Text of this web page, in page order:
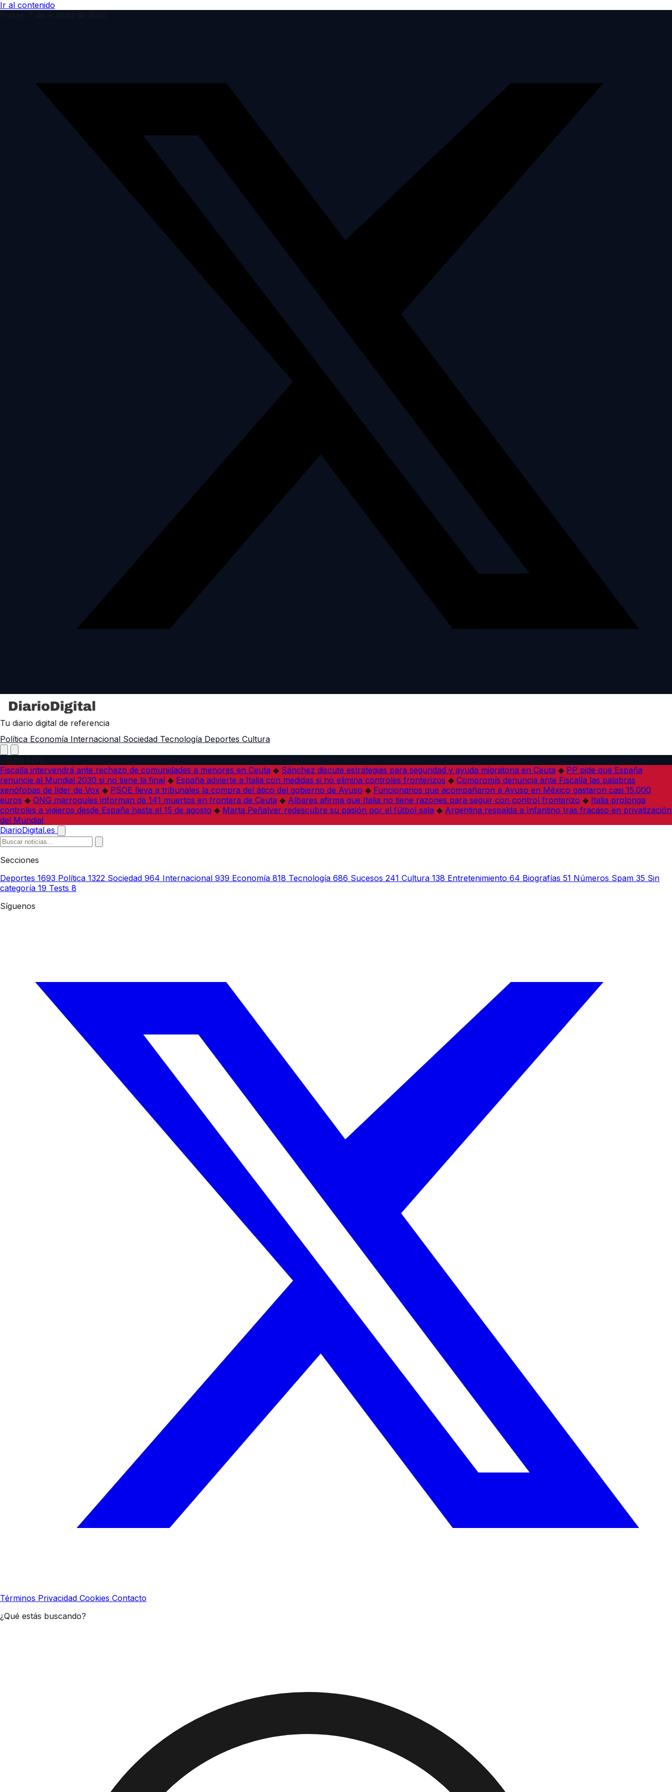
Ir al contenido
Tu diario digital de referencia
Política Economía Internacional Sociedad Tecnología Deportes Cultura
Fiscalía intervendrá ante rechazo de comunidades a menores en Ceuta ◆ Sánchez discute estrategias para seguridad y ayuda migratoria en Ceuta ◆ PP pide que España
renuncie al Mundial 2030 si no tiene la final ◆ España advierte a Italia con medidas si no elimina controles fronterizos ◆ Compromís denuncia ante Fiscalía las palabras
xenófobas de líder de Vox ◆ PSOE lleva a tribunales la compra del ático del gobierno de Ayuso ◆ Funcionarios que acompañaron a Ayuso en México gastaron casi 15.000
euros ◆ ONG marroquíes informan de 141 muertos en frontera de Ceuta ◆ Albares afirma que Italia no tiene razones para seguir con control fronterizo ◆ Italia prolonga
controles a viajeros desde España hasta el 15 de agosto ◆ Marta Peñalver redescubre su pasión por el fútbol sala ◆ Argentina respalda a Infantino tras fracaso en privatización
del Mundial
DiarioDigital.es
Secciones
Deportes 1693 Política 1322 Sociedad 964 Internacional 939 Economía 818 Tecnología 686 Sucesos 241 Cultura 138 Entretenimiento 64 Biografías 51 Números Spam 35 Sin
categoría 19 Tests 8
Síguenos
Términos Privacidad Cookies Contacto
¿Qué estás buscando?